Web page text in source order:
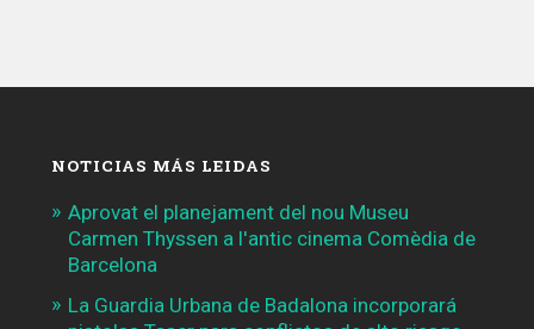
NOTICIAS MÁS LEIDAS
Aprovat el planejament del nou Museu
Carmen Thyssen a l'antic cinema Comèdia de
Barcelona
La Guardia Urbana de Badalona incorporará